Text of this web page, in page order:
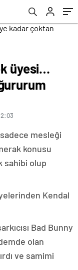
üyesi…
mesleği
konusu
sahibi olup
Kendal
Bad Bunny
olan
ve samimi